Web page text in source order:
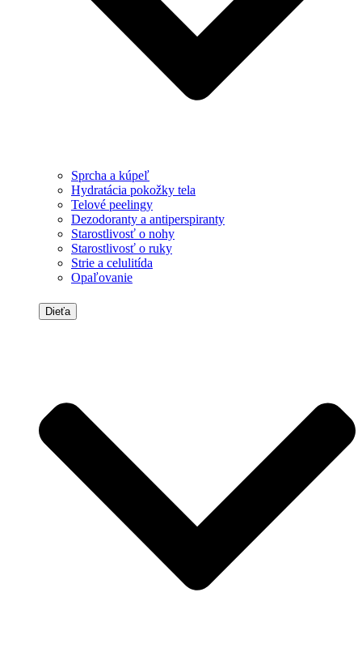
Sprcha a kúpeľ
Hydratácia pokožky tela
Telové peelingy
Dezodoranty a antiperspiranty
Starostlivosť o nohy
Starostlivosť o ruky
Strie a celulitída
Opaľovanie
Dieťa